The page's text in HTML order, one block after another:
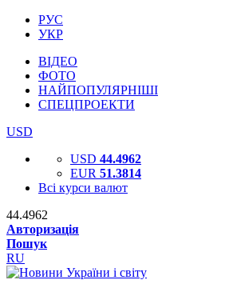
РУС
УКР
ВІДЕО
ФОТО
НАЙПОПУЛЯРНІШІ
СПЕЦПРОЕКТИ
USD
USD 44.4962
EUR 51.3814
Всі курси валют
44.4962
Авторизація
Пошук
RU